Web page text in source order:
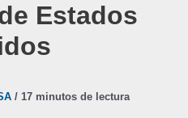
Estados
/ 17 minutos de lectura